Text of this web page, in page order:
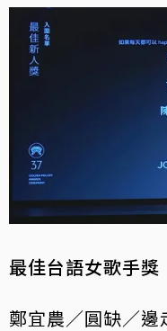
最佳台語女歌手獎
鄭宜農／圓缺／邊